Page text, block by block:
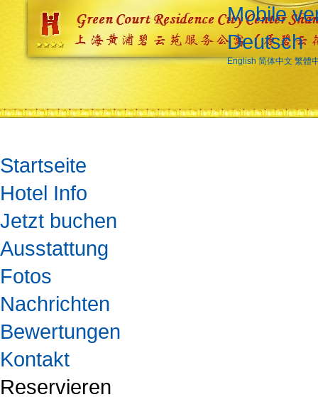
Mobile
Deutsch
English 简体中文 繁體
Startseite
Hotel Info
Jetzt buchen
Ausstattung
Fotos
Nachrichten
Bewertungen
Kontakt
Reservieren